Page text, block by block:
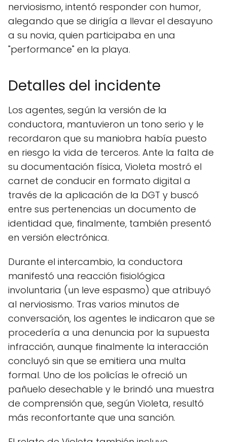
nerviosismo, intentó responder con humor,
alegando que se dirigía a llevar el desayuno
a su novia, quien participaba en una
"performance" en la playa.
Detalles del incidente
Los agentes, según la versión de la
conductora, mantuvieron un tono serio y le
recordaron que su maniobra había puesto
en riesgo la vida de terceros. Ante la falta de
su documentación física, Violeta mostró el
carnet de conducir en formato digital a
través de la aplicación de la DGT y buscó
entre sus pertenencias un documento de
identidad que, finalmente, también presentó
en versión electrónica.
Durante el intercambio, la conductora
manifestó una reacción fisiológica
involuntaria (un leve espasmo) que atribuyó
al nerviosismo. Tras varios minutos de
conversación, los agentes le indicaron que se
procedería a una denuncia por la supuesta
infracción, aunque finalmente la interacción
concluyó sin que se emitiera una multa
formal. Uno de los policías le ofreció un
pañuelo desechable y le brindó una muestra
de comprensión que, según Violeta, resultó
más reconfortante que una sanción.